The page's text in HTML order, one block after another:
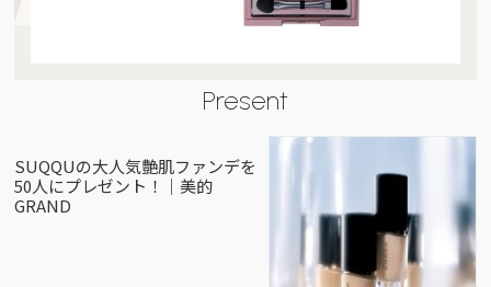
Present
SUQQUの大人気艶肌ファンデを
50人にプレゼント！｜美的
GRAND